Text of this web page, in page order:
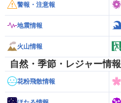
警報・注意報
地震情報
火山情報
自然・季節・レジャー情報
花粉飛散情報